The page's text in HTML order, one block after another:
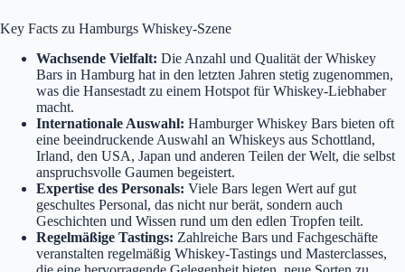
Key Facts zu Hamburgs Whiskey-Szene
Wachsende Vielfalt: Die Anzahl und Qualität der Whiskey
Bars in Hamburg hat in den letzten Jahren stetig zugenommen,
was die Hansestadt zu einem Hotspot für Whiskey-Liebhaber
macht.
Internationale Auswahl: Hamburger Whiskey Bars bieten oft
eine beeindruckende Auswahl an Whiskeys aus Schottland,
Irland, den USA, Japan und anderen Teilen der Welt, die selbst
anspruchsvolle Gaumen begeistert.
Expertise des Personals: Viele Bars legen Wert auf gut
geschultes Personal, das nicht nur berät, sondern auch
Geschichten und Wissen rund um den edlen Tropfen teilt.
Regelmäßige Tastings: Zahlreiche Bars und Fachgeschäfte
veranstalten regelmäßig Whiskey-Tastings und Masterclasses,